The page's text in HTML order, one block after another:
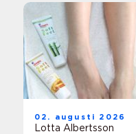
02. augusti 2026
Lotta Albertsson